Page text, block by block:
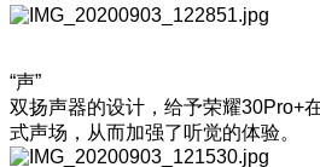
“声”
双扬声器的设计，给予荣耀30Pro+
式声场，从而加强了听觉的体验。